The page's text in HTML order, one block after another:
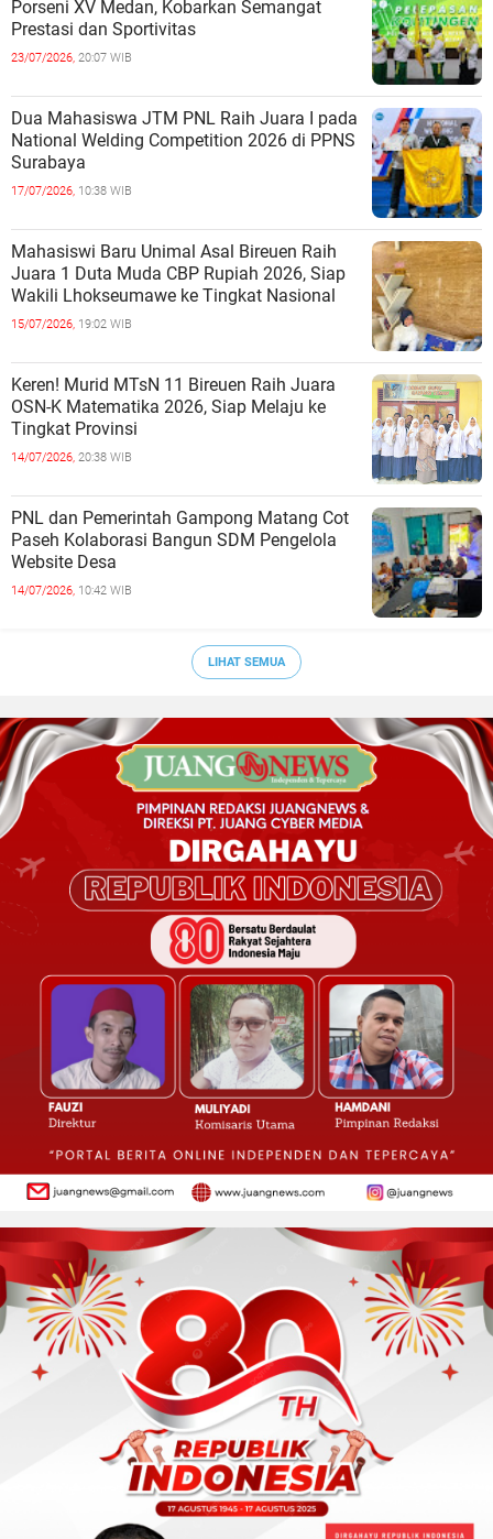
Porseni XV Medan, Kobarkan Semangat
Prestasi dan Sportivitas
23/07/2026, 20:07 WIB
Dua Mahasiswa JTM PNL Raih Juara I pada
National Welding Competition 2026 di PPNS
Surabaya
17/07/2026, 10:38 WIB
Mahasiswi Baru Unimal Asal Bireuen Raih
Juara 1 Duta Muda CBP Rupiah 2026, Siap
Wakili Lhokseumawe ke Tingkat Nasional
15/07/2026, 19:02 WIB
Keren! Murid MTsN 11 Bireuen Raih Juara
OSN-K Matematika 2026, Siap Melaju ke
Tingkat Provinsi
14/07/2026, 20:38 WIB
PNL dan Pemerintah Gampong Matang Cot
Paseh Kolaborasi Bangun SDM Pengelola
Website Desa
14/07/2026, 10:42 WIB
LIHAT SEMUA